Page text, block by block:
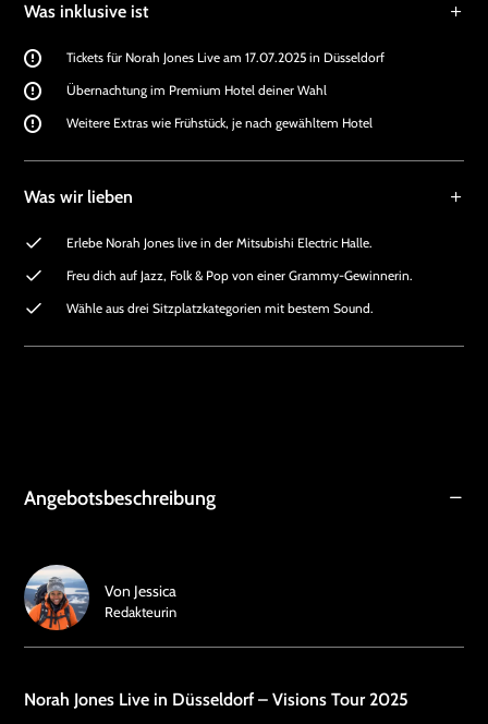
Was inklusive ist
Tickets für Norah Jones Live am 17.07.2025 in Düsseldorf
Übernachtung im Premium Hotel deiner Wahl
Weitere Extras wie Frühstück, je nach gewähltem Hotel
Was wir lieben
Erlebe Norah Jones live in der Mitsubishi Electric Halle.
Freu dich auf Jazz, Folk & Pop von einer Grammy-Gewinnerin.
Wähle aus drei Sitzplatzkategorien mit bestem Sound.
Angebotsbeschreibung
Norah Jones Live in Düsseldorf – Visions Tour 2025
Von Jessica
Redakteurin